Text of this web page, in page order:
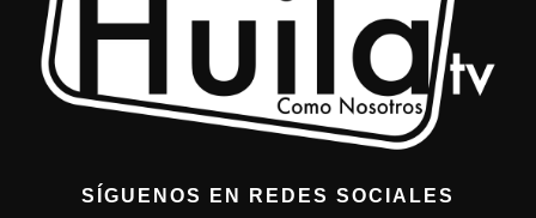
SÍGUENOS EN REDES SOCIALES